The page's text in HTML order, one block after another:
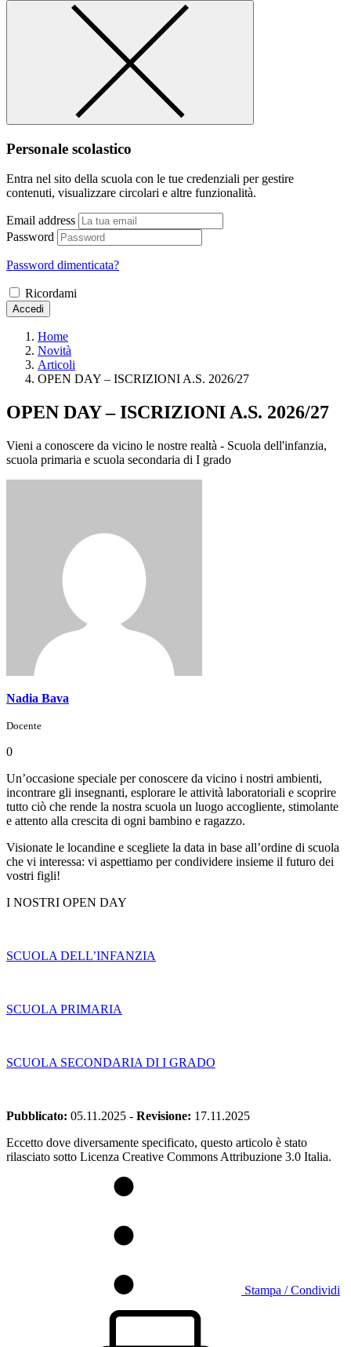
Personale scolastico
Entra nel sito della scuola con le tue credenziali per gestire
contenuti, visualizzare circolari e altre funzionalità.
Email address
Password
Password dimenticata?
Ricordami
Accedi
Home
Novità
Articoli
OPEN DAY – ISCRIZIONI A.S. 2026/27
OPEN DAY – ISCRIZIONI A.S. 2026/27
Vieni a conoscere da vicino le nostre realtà - Scuola dell'infanzia,
scuola primaria e scuola secondaria di I grado
Nadia Bava
Docente
0
Un’occasione speciale per conoscere da vicino i nostri ambienti,
incontrare gli insegnanti, esplorare le attività laboratoriali e scoprire
tutto ciò che rende la nostra scuola un luogo accogliente, stimolante
e attento alla crescita di ogni bambino e ragazzo.
Visionate le locandine e scegliete la data in base all’ordine di scuola
che vi interessa: vi aspettiamo per condividere insieme il futuro dei
vostri figli!
I NOSTRI OPEN DAY
SCUOLA DELL’INFANZIA
SCUOLA PRIMARIA
SCUOLA SECONDARIA DI I GRADO
Pubblicato: 05.11.2025 - Revisione: 17.11.2025
Eccetto dove diversamente specificato, questo articolo è stato
rilasciato sotto Licenza Creative Commons Attribuzione 3.0 Italia.
Stampa / Condividi